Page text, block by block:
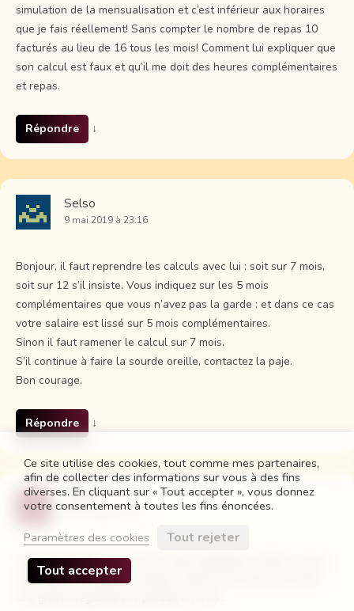
simulation de la mensualisation et c’est inférieur aux horaires
que je fais réellement! Sans compter le nombre de repas 10
facturés au lieu de 16 tous les mois! Comment lui expliquer que
son calcul est faux et qu’il me doit des heures complémentaires
et repas.
Répondre ↓
Selso
9 mai 2019 à 23:16
Bonjour, il faut reprendre les calculs avec lui : soit sur 7 mois,
soit sur 12 s’il insiste. Vous indiquez sur les 5 mois
complémentaires que vous n’avez pas la garde : et dans ce cas
votre salaire est lissé sur 5 mois complémentaires.
Sinon il faut ramener le calcul sur 7 mois.
S’il continue à faire la sourde oreille, contactez la paje.
Bon courage.
Répondre ↓
j du 65
la mensualisation sur 12 mois étant obligatoire, même si vous
savez que le contrat se termine avant,il vous faut pour éviter
Ce site utilise des cookies, tout comme mes partenaires,
afin de collecter des informations sur vous à des fins
diverses. En cliquant sur « Tout accepter », vous donnez
votre consentement à toutes les fins énoncées.
Paramètres des cookies
Tout rejeter
Tout accepter